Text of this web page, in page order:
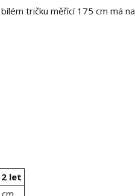
tričku měřící 175 cm má na
let